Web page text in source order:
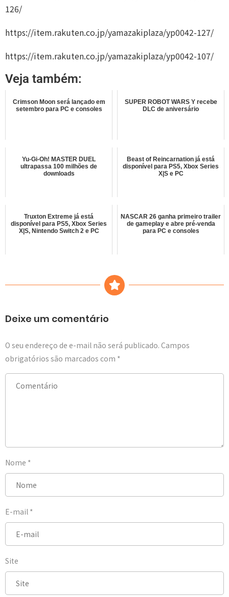
126/
https://item.rakuten.co.jp/yamazakiplaza/yp0042-127/
https://item.rakuten.co.jp/yamazakiplaza/yp0042-107/
Veja também:
Crimson Moon será lançado em
setembro para PC e consoles
SUPER ROBOT WARS Y recebe
DLC de aniversário
Yu-Gi-Oh! MASTER DUEL
ultrapassa 100 milhões de
downloads
Beast of Reincarnation já está
disponível para PS5, Xbox Series
X|S e PC
Truxton Extreme já está
disponível para PS5, Xbox Series
X|S, Nintendo Switch 2 e PC
NASCAR 26 ganha primeiro trailer
de gameplay e abre pré-venda
para PC e consoles
Deixe um comentário
O seu endereço de e-mail não será publicado. Campos
obrigatórios são marcados com *
Nome *
E-mail *
Site